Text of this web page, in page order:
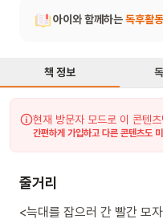
아이와 함께하는독후활
책 정보
현재 방문자 모드로 이 콘텐
간편하게 가입하고 다른 콘텐츠도
줄거리
<늑대를 잡으러 간 빨간 모